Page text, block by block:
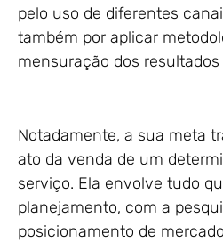
pelo uso de diferentes
também por aplicar
mensuração dos
Notadamente, a sua meta
ato da venda de um
serviço. Ela envolve tudo
planejamento, com a
posicionamento de